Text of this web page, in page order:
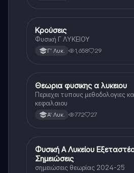
Φυσική
Κρούσεις
Φυσική Γ ΛΥΚΕΙΟΥ
Γ' Λυκ. 1,658 29
Φυσική
Θεωρια φυσικης α λυκειου
Περιεχει τυπους μεθοδολογιες
κεφαλαιου
Α' Λυκ. 772 27
Φυσική
Φυσική Α Λυκείου
Σημειώσεις
σημειώσεις θεωρίας 2024-25